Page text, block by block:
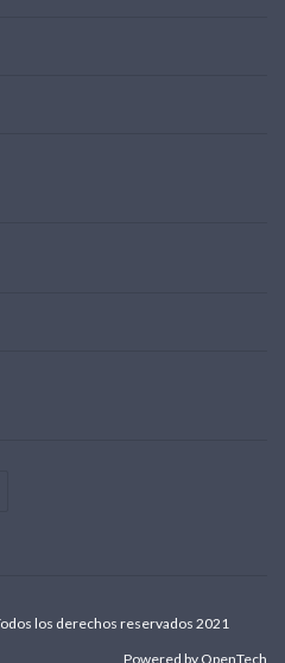
los derechos reservados 2021
Powered by OpenTech